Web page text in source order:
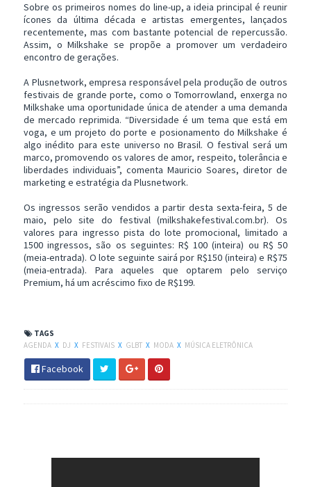
Sobre os primeiros nomes do line-up, a ideia principal é reunir
ícones da última década e artistas emergentes, lançados
recentemente, mas com bastante potencial de repercussão.
Assim, o Milkshake se propõe a promover um verdadeiro
encontro de gerações.
A Plusnetwork, empresa responsável pela produção de outros
festivais de grande porte, como o Tomorrowland, enxerga no
Milkshake uma oportunidade única de atender a uma demanda
de mercado reprimida. “Diversidade é um tema que está em
voga, e um projeto do porte e posionamento do Milkshake é
algo inédito para este universo no Brasil. O festival será um
marco, promovendo os valores de amor, respeito, tolerância e
liberdades individuais”, comenta Mauricio Soares, diretor de
marketing e estratégia da Plusnetwork.
Os ingressos serão vendidos a partir desta sexta-feira, 5 de
maio, pelo site do festival (milkshakefestival.com.br). Os
valores para ingresso pista do lote promocional, limitado a
1500 ingressos, são os seguintes: R$ 100 (inteira) ou R$ 50
(meia-entrada). O lote seguinte sairá por R$150 (inteira) e R$75
(meia-entrada). Para aqueles que optarem pelo serviço
Premium, há um acréscimo fixo de R$199.
TAGS
AGENDA X DJ X FESTIVAIS X GLBT X MODA X MÚSICA ELETRÔNICA
Facebook